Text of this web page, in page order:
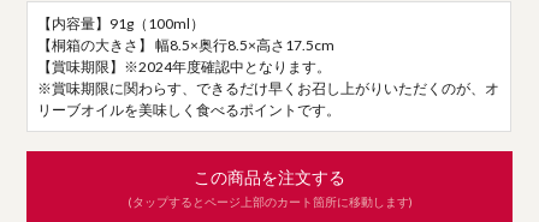
【内容量】91g（100ml）
【桐箱の大きさ】 幅8.5×奥行8.5×高さ17.5cm
【賞味期限】※2024年度確認中となります。
※賞味期限に関わらす、できるだけ早くお召し上がりいただくのが、オ
リーブオイルを美味しく食べるポイントです。
この商品を注文する
(タップするとページ上部のカート箇所に移動します)